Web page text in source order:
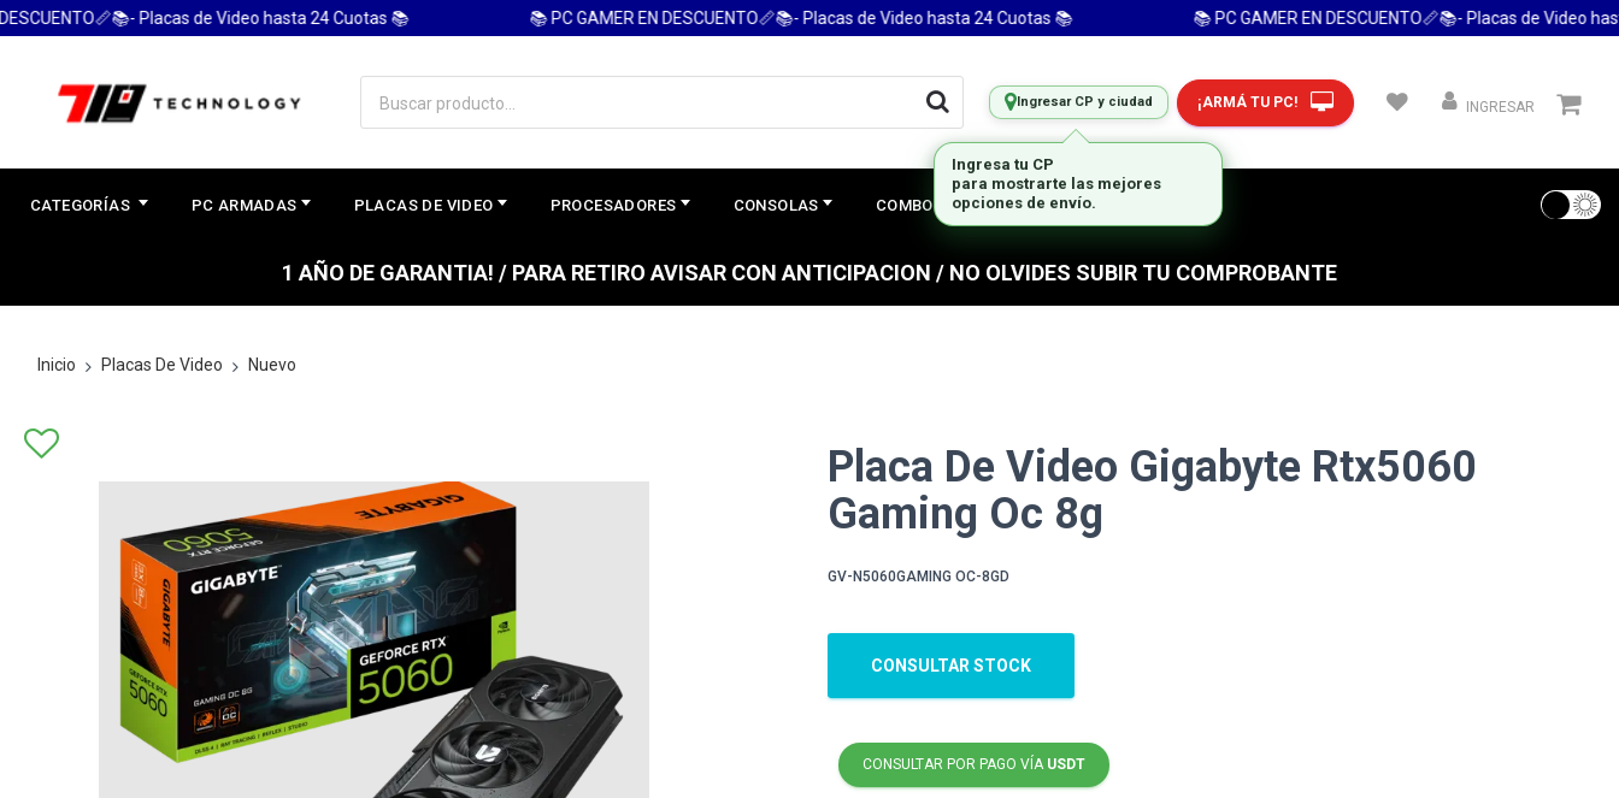
Placas de Video hasta 24 Cuotas 📚 📚 PC GAMER EN DESCUENTO📏📚- Placas de Video hasta 24 Cuotas 📚 📚 PC GAMER EN DESCUENTO📏📚- Placas de Video
Ingresar CP y ciudad ¡ARMÁ TU PC! INGRESAR
CATEGORÍAS PC ARMADAS PLACAS DE VIDEO PROCESADORES CONSOLAS COMBOS PREGUNTAS FRECUENTES
1 AÑO DE GARANTIA! / PARA RETIRO AVISAR CON ANTICIPACION / NO OLVIDES SUBIR TU COMPROBANTE
Inicio Placas De Video Nuevo
Placa De Video Gigabyte Rtx5060
Gaming Oc 8g
GV-N5060GAMING OC-8GD
CONSULTAR STOCK
CONSULTAR POR PAGO VÍA USDT
Ingresa tu CP
para mostrarte las mejores
opciones de envío.